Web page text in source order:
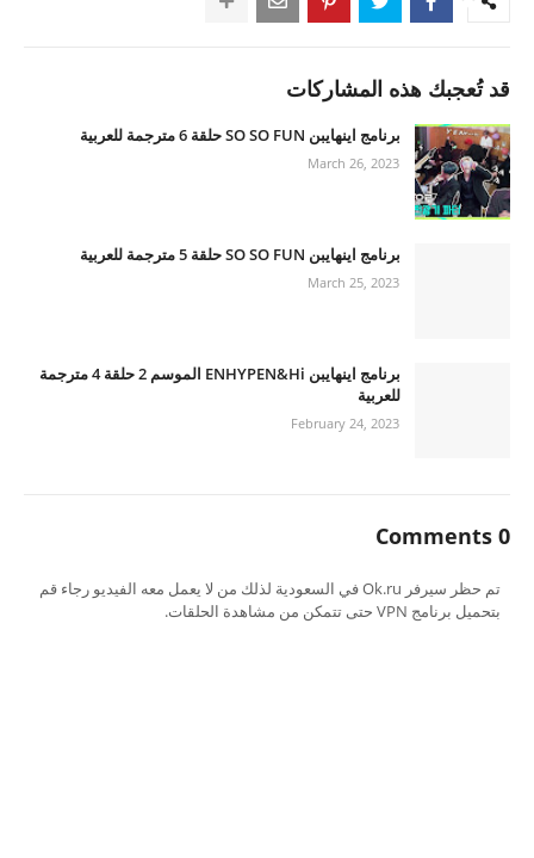
قد تُعجبك هذه المشاركات
برنامج اينهايبن SO SO FUN حلقة 6 مترجمة للعربية
March 26, 2023
برنامج اينهايبن SO SO FUN حلقة 5 مترجمة للعربية
March 25, 2023
برنامج اينهايبن ENHYPEN&Hi الموسم 2 حلقة 4 مترجمة
للعربية
February 24, 2023
0 Comments
تم حظر سيرفر Ok.ru في السعودية لذلك من لا يعمل معه الفيديو رجاء قم
بتحميل برنامج VPN حتى تتمكن من مشاهدة الحلقات.